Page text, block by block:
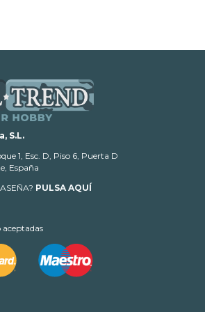
S.L.
1, Esc. D, Piso 6, Puerta D
España
PULSA AQUÍ
aceptadas